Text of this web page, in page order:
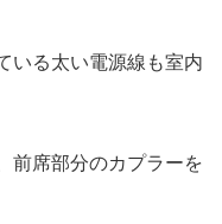
いる太い電源線も室内
前席部分のカプラーを